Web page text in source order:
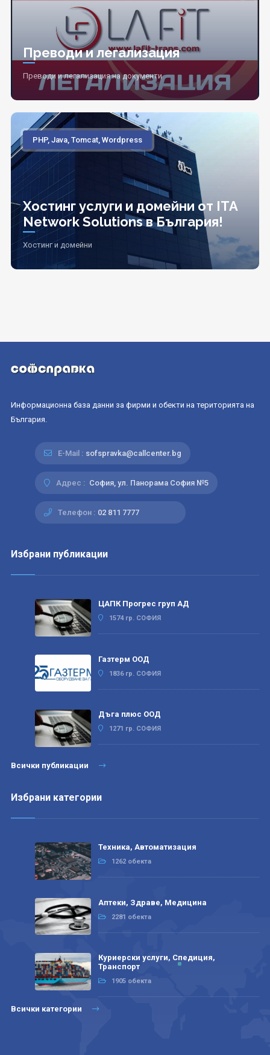
Преводи и легализация
Преводи и легализация на документи
PHP, Java, Tomcat, Wordpress
Хостинг услуги и домейни от ITA
Network Solutions в България!
Хостинг и домейни
Информационна база данни за фирми и обекти на територията на
България.
E-Mail : sofspravka@callcenter.bg
Адрес : София, ул. Панорама София №5
Телефон : 02 811 7777
Избрани публикации
ЦАПК Прогрес груп АД
1574 гр. СОФИЯ
Газтерм ООД
1836 гр. СОФИЯ
Дъга плюс ООД
1271 гр. СОФИЯ
Всички публикации
Избрани категории
Техника, Автоматизация
1262 обекта
Аптеки, Здраве, Медицина
2281 обекта
Куриерски услуги, Спедиция,
Транспорт
1905 обекта
Всички категории